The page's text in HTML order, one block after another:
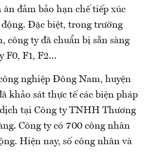
ăn đảm bảo hạn chế tiếp xúc
Đặc biệt, trong trường
công ty đã chuẩn bị sẵn sàng
F0, F1, F2…
nghiệp Đông Nam, huyện
khảo sát thực tế các biện pháp
tại Công ty TNHH Thương
Công ty có 700 công nhân
Hiện nay, số công nhân và